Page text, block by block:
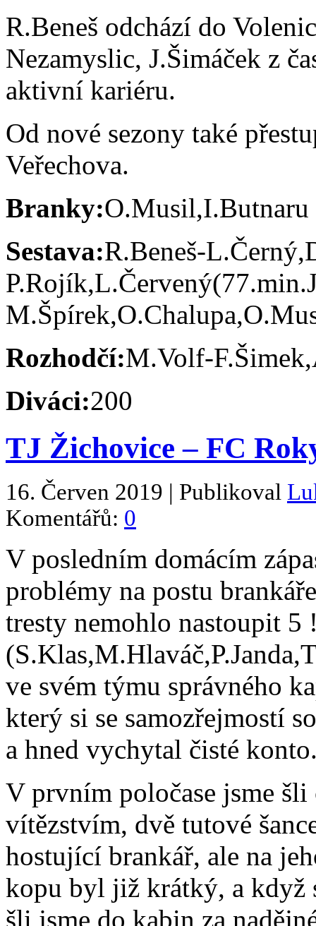
R.Beneš odchází do
Nezamyslic, J.Šimáček z
aktivní kariéru.
Od nové sezony také
Veřechova.
Branky:O.Musil,I.Butnaru
Sestava:R.Beneš-
Rozhodčí:M.Volf-
Diváci:200
TJ Žichovice – FC
16. Červen 2019 | Publikoval
Komentářů: 0
V posledním domácím
problémy na postu
tresty nemohlo nastoupit 5
ve svém týmu správného
který si se samozřejmostí
a hned vychytal čisté
V prvním poločase jsme
vítězstvím, dvě tutové
hostující brankář, ale na
kopu byl již krátký, a když
šli jsme do kabin za